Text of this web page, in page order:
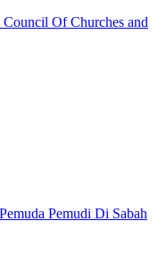
Pemudi Di Sabah